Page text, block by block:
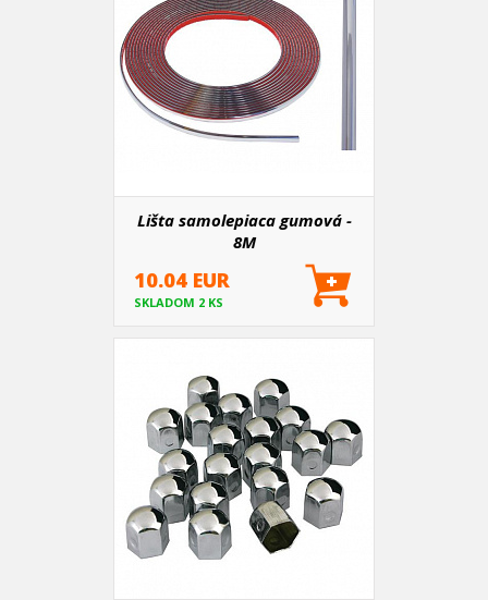
Lišta samolepiaca gumová -
8M
10.04 EUR
SKLADOM 2 KS